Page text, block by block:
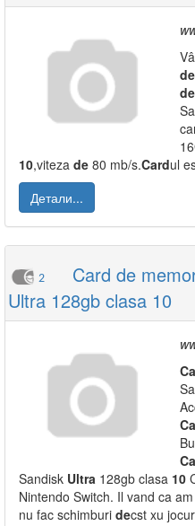
de
de
10,viteza de 80 mb/s.Cardul
Детали...
2
Card de
Ultra 128gb clasa 10
Sandisk Ultra 128gb clasa 10
Nintendo Switch. Il vand ca
nu fac schimburi decst xu